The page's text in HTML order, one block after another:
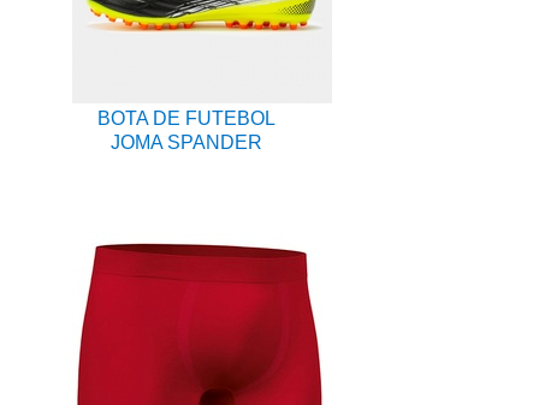
BOTA DE FUTEBOL
JOMA SPANDER